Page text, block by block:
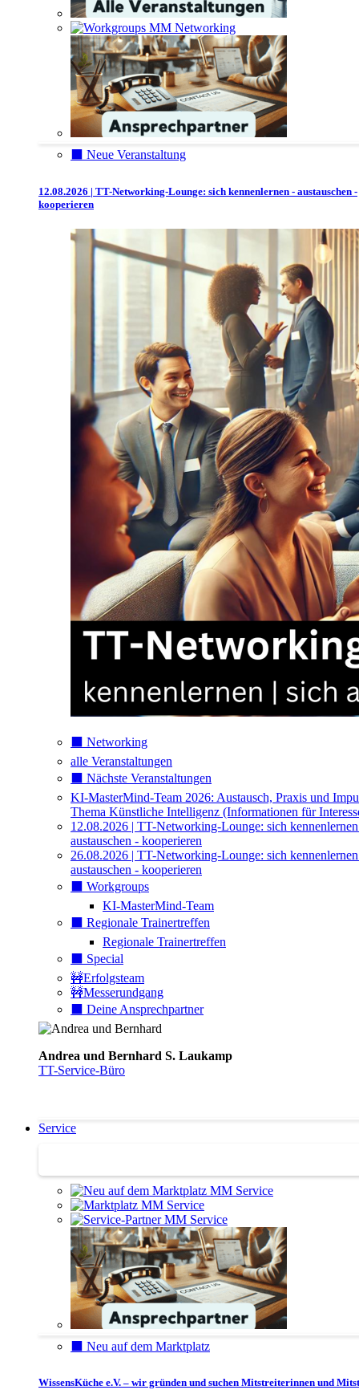
⬛️ Neue Veranstaltung
12.08.2026 | TT-Networking-Lounge: sich kennenlernen - austauschen -
kooperieren
⬛️ Networking
alle Veranstaltungen
⬛️ Nächste Veranstaltungen
KI-MasterMind-Team 2026: Austausch, Praxis und
Thema Künstliche Intelligenz (Informationen für
12.08.2026 | TT-Networking-Lounge: sich
austauschen - kooperieren
26.08.2026 | TT-Networking-Lounge: sich
austauschen - kooperieren
⬛️ Workgroups
KI-MasterMind-Team
⬛️ Regionale Trainertreffen
Regionale Trainertreffen
⬛️ Special
🚧Erfolgsteam
🚧Messerundgang
⬛️ Deine Ansprechpartner
Andrea und Bernhard S. Laukamp
TT-Service-Büro
Service
⬛️ Neu auf dem Marktplatz
WissensKüche e.V. – wir gründen und suchen Mitstreiterinnen und